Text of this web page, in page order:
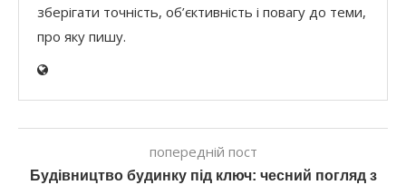
зберігати точність, об’єктивність і повагу до теми,
про яку пишу.
попередній пост
Будівництво будинку під ключ: чесний погляд з